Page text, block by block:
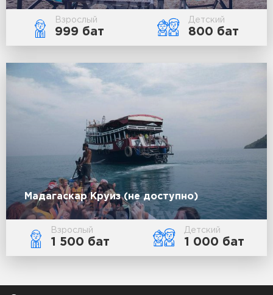
Взрослый
999 бат
Детский
800 бат
Мадагаскар Круиз (не доступно)
Взрослый
1 500 бат
Детский
1 000 бат